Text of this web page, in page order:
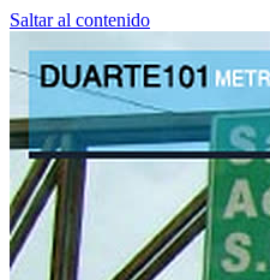
Saltar al contenido